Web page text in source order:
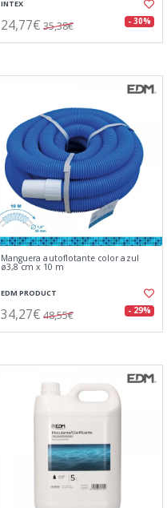
INTEX
24,77€ 35,38€ - 30%
Manguera autoflotante color azul
ø3,8 cm x 10 m
EDM PRODUCT
34,27€ 48,55€ - 29%